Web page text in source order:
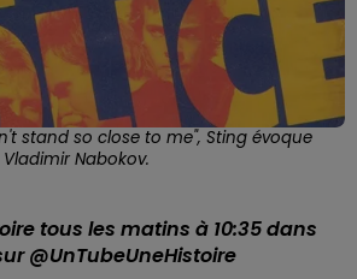
stand so close to me", Sting évoque
Nabokov.
tous les matins à 10:35 dans
@UnTubeUneHistoire